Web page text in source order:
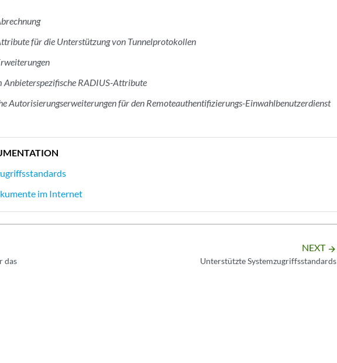
für die Unterstützung von Tunnelprotokollen
Anbieterspezifische RADIUS-Attribute
Autorisierungserweiterungen für den Remoteauthentifizierungs-Einwahlbenutzerdienst
im Internet
das
NEXT arrow_forward
Unterstützte Systemzugriffsstandards